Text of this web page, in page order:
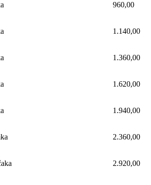
960,00
1.140,00
1.360,00
1.620,00
1.940,00
2.360,00
2.920,00